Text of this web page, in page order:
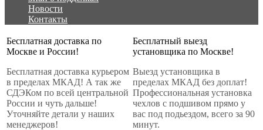
Новости
Контакты
Бесплатная доставка по
Москве и России!
Бесплатная доставка курьером
в пределах МКАД! А так же
СДЭКом по всей центральной
России и чуть дальше!
Уточняйте детали у наших
менеджеров!
Бесплатный выезд
установщика по Москве!
Выезд установщика в
пределах МКАД без доплат!
Профессиональная установка
чехлов с подшивом прямо у
вас под подьездом, всего за 90
минут.